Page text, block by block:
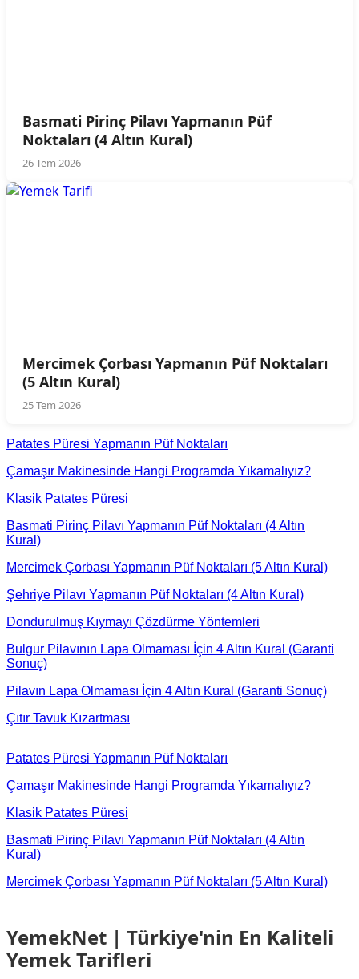
Basmati Pirinç Pilavı Yapmanın Püf
Noktaları (4 Altın Kural)
26 Tem 2026
Mercimek Çorbası Yapmanın Püf Noktaları
(5 Altın Kural)
25 Tem 2026
Patates Püresi Yapmanın Püf Noktaları
Çamaşır Makinesinde Hangi Programda Yıkamalıyız?
Klasik Patates Püresi
Basmati Pirinç Pilavı Yapmanın Püf Noktaları (4 Altın
Kural)
Mercimek Çorbası Yapmanın Püf Noktaları (5 Altın Kural)
Şehriye Pilavı Yapmanın Püf Noktaları (4 Altın Kural)
Dondurulmuş Kıymayı Çözdürme Yöntemleri
Bulgur Pilavının Lapa Olmaması İçin 4 Altın Kural (Garanti
Sonuç)
Pilavın Lapa Olmaması İçin 4 Altın Kural (Garanti Sonuç)
Çıtır Tavuk Kızartması
Patates Püresi Yapmanın Püf Noktaları
Çamaşır Makinesinde Hangi Programda Yıkamalıyız?
Klasik Patates Püresi
Basmati Pirinç Pilavı Yapmanın Püf Noktaları (4 Altın
Kural)
Mercimek Çorbası Yapmanın Püf Noktaları (5 Altın Kural)
YemekNet | Türkiye'nin En Kaliteli
Yemek Tarifleri